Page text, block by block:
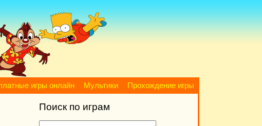
игры онлайн Мультики Прохождение игры
Поиск по играм